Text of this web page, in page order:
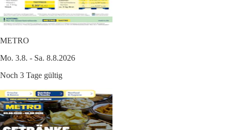
METRO
Mo. 3.8. - Sa. 8.8.2026
Noch 3 Tage gültig